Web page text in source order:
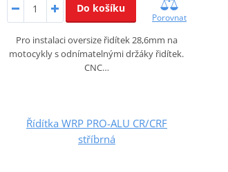
Do košíku
Porovnat
Pro instalaci oversize řidítek 28,6mm na
motocykly s odnímatelnými držáky řidítek.
CNC…
Řídítka WRP PRO-ALU CR/CRF
stříbrná